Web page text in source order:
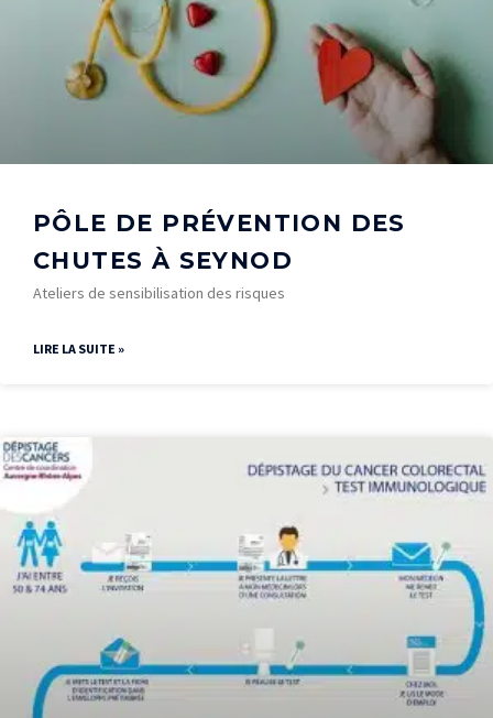
PÔLE DE PRÉVENTION DES
CHUTES À SEYNOD
Ateliers de sensibilisation des risques
LIRE LA SUITE »